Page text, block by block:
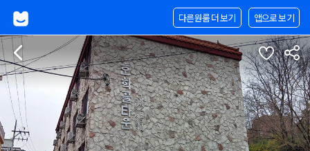
앱으로 보기
다른원룸 더 보기